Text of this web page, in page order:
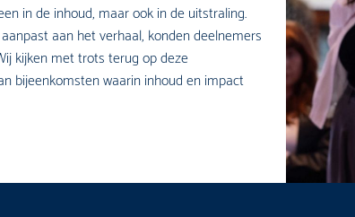
in de inhoud, maar ook in de uitstraling.
aan het verhaal, konden deelnemers
kijken met trots terug op deze
bijeenkomsten waarin inhoud en impact